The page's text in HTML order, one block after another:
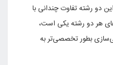
دو رشته تفاوت چندانی با
هر دو رشته یکی است،
بطور تخصصی‌تر به